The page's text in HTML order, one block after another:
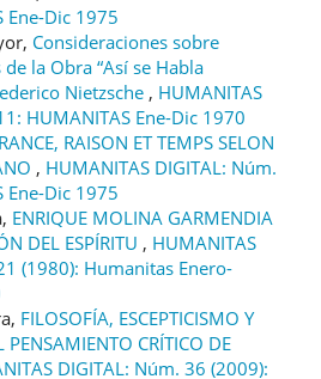
Ene-Dic 1975
Consideraciones sobre
la Obra “Así se Habla
Nietzsche , HUMANITAS
HUMANITAS Ene-Dic 1970
RAISON ET TEMPS SELON
, HUMANITAS DIGITAL: Núm.
Ene-Dic 1975
ENRIQUE MOLINA GARMENDIA
DEL ESPÍRITU , HUMANITAS
(1980): Humanitas Enero-
FILOSOFÍA, ESCEPTICISMO Y
PENSAMIENTO CRÍTICO DE
DIGITAL: Núm. 36 (2009):